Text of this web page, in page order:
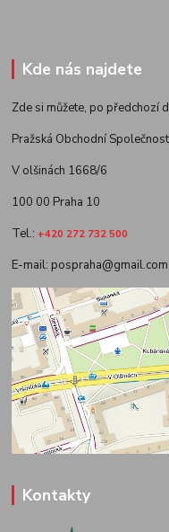
Kde nás najdete
Zde si můžete, po předchozí
Pražská Obchodní
V olšinách 1668/6
100 00 Praha 10
Tel.: +420 272 732 500
E-mail: pospraha@gmail.com
Kontakty